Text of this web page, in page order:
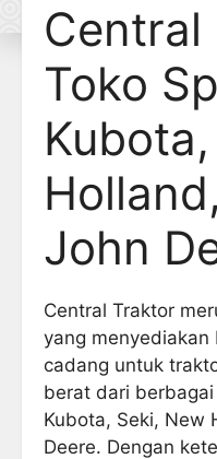
Central
Toko
John
Central Traktor
yang
cadang untuk
berat dari
Kubota, Seki, New
Deere. Dengan